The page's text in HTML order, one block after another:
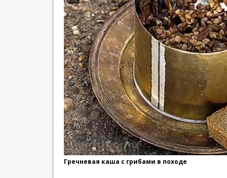
Гречневая каша с грибами в походе